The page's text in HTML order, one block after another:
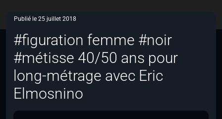
Publié le 25 juillet 2018
#figuration femme #noir
#métisse 40/50 ans pour
long-métrage avec Eric
Elmosnino